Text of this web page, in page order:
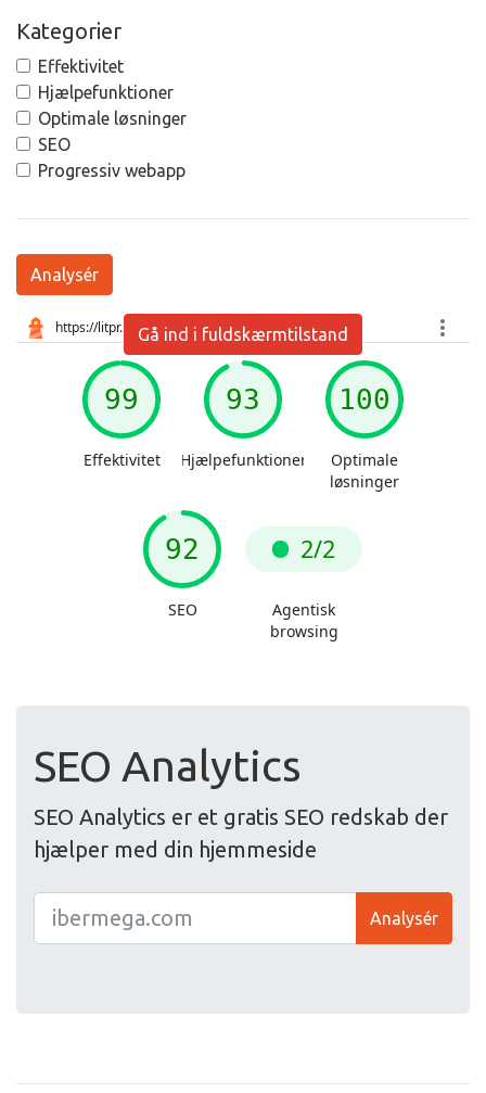
Kategorier
Effektivitet
Hjælpefunktioner
Optimale løsninger
SEO
Progressiv webapp
Analysér
Gå ind i fuldskærmtilstand
SEO Analytics
SEO Analytics er et gratis SEO redskab der
hjælper med din hjemmeside
Analysér